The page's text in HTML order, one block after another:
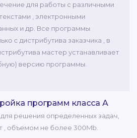
для работы с различными
, электронными
и др. Все программы
с дистрибутива заказчика , в
мастер устанавливает
версию программы.
программ класса А
решения определенных задач,
, объемом не более 300Mb.